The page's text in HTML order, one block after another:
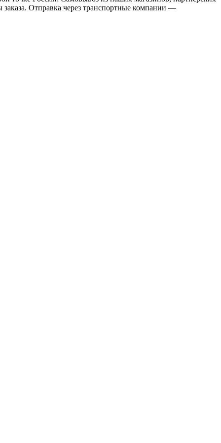
заказа. Отправка через транспортные компании —